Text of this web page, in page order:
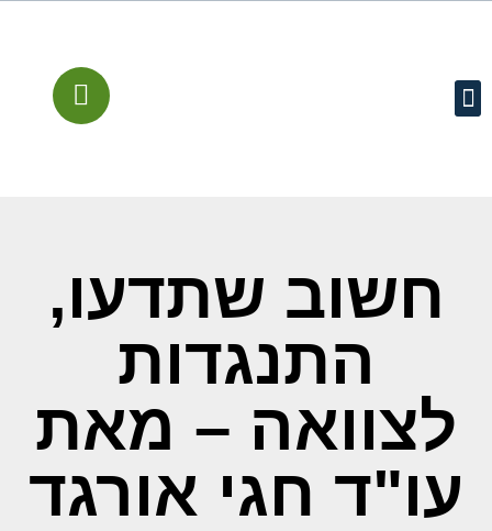
חשוב שתדעו,
התנגדות
לצוואה – מאת
עו"ד חגי אורגד